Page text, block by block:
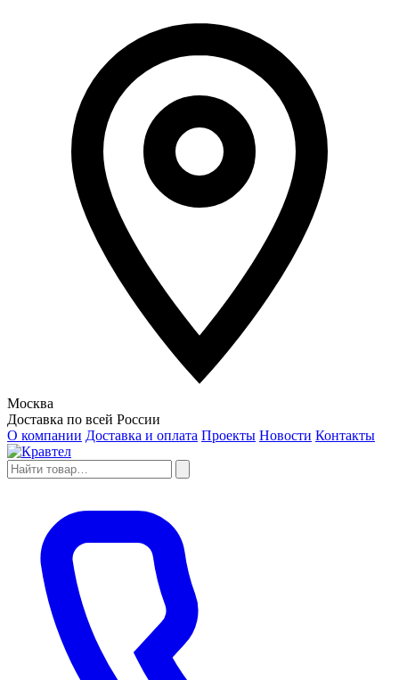
Москва
Доставка по всей России
О компании Доставка и оплата Проекты Новости Контакты